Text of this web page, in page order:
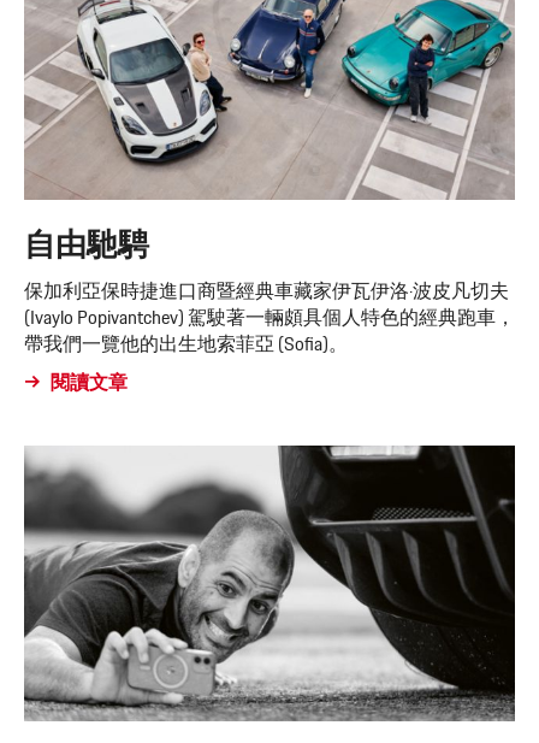
自由馳騁
保加利亞保時捷進口商暨經典車藏家伊瓦伊洛·波皮凡切夫
(Ivaylo Popivantchev) 駕駛著一輛頗具個人特色的經典跑車，
帶我們一覽他的出生地索菲亞 (Sofia)。
閱讀文章